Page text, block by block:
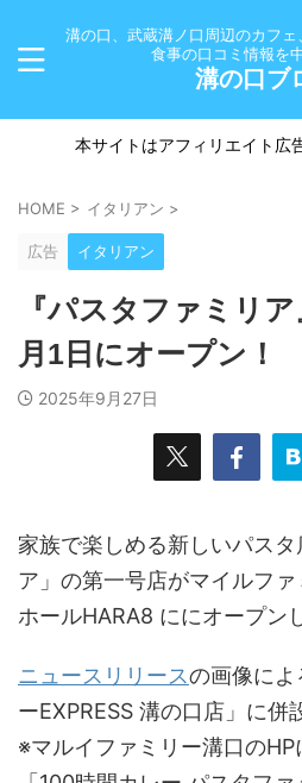
溝の口、武蔵溝ノ口周辺のカフ
食事の口コミ情報を
溝の口ブ
本サイトはアフィリエイト広
HOME > イタリアン >
広告 イタリアン
『パスタファミリ
月1日にオープン！
2025年9月27日
家族で楽しめる新しいパス
ア」の第一号店がマイルフ
ホールHARA8 ににオープン
ニュースリリースの画像によ
ーEXPRESS 溝の口店」に併
※マルイファミリー溝口の